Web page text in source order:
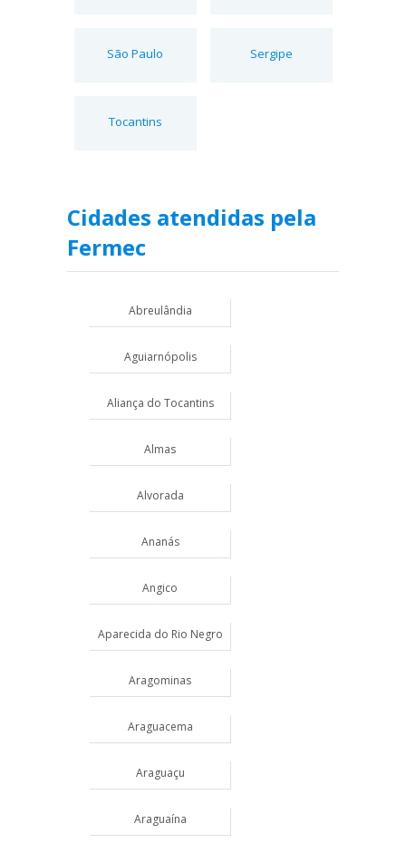
São Paulo Sergipe
Tocantins
Cidades atendidas pela
Fermec
Abreulândia
Aguiarnópolis
Aliança do Tocantins
Almas
Alvorada
Ananás
Angico
Aparecida do Rio Negro
Aragominas
Araguacema
Araguaçu
Araguaína